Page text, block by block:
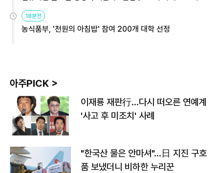
18분전
농식품부, '천원의 아침밥' 참여 200개 대학 선정
아주PICK >
이재룡 재판行…다시 떠오른 연예계
'사고 후 미조치' 사례
"한국산 물은 안마셔"…日 지진 구호
품 보냈더니 비하한 누리꾼